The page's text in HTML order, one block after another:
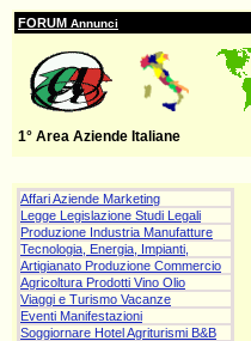
FORUM Annunci
1° Area Aziende Italiane
Affari Aziende Marketing
Legge Legislazione Studi Legali
Produzione Industria Manufatture
Tecnologia, Energia, Impianti,
Artigianato Produzione Commercio
Agricoltura Prodotti Vino Olio
Viaggi e Turismo Vacanze
Eventi Manifestazioni
Soggiornare Hotel Agriturismi B&B